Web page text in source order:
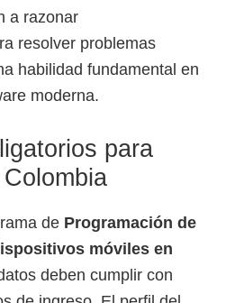
a razonar
resolver problemas
habilidad fundamental en
moderna.
para
de Programación de
móviles en
deben cumplir con